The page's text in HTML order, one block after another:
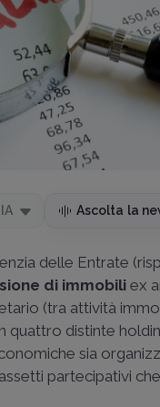
Ascolta la
delle Entrate
di immobiliex
(tra attività
quattro distinte
sia
partecipativi